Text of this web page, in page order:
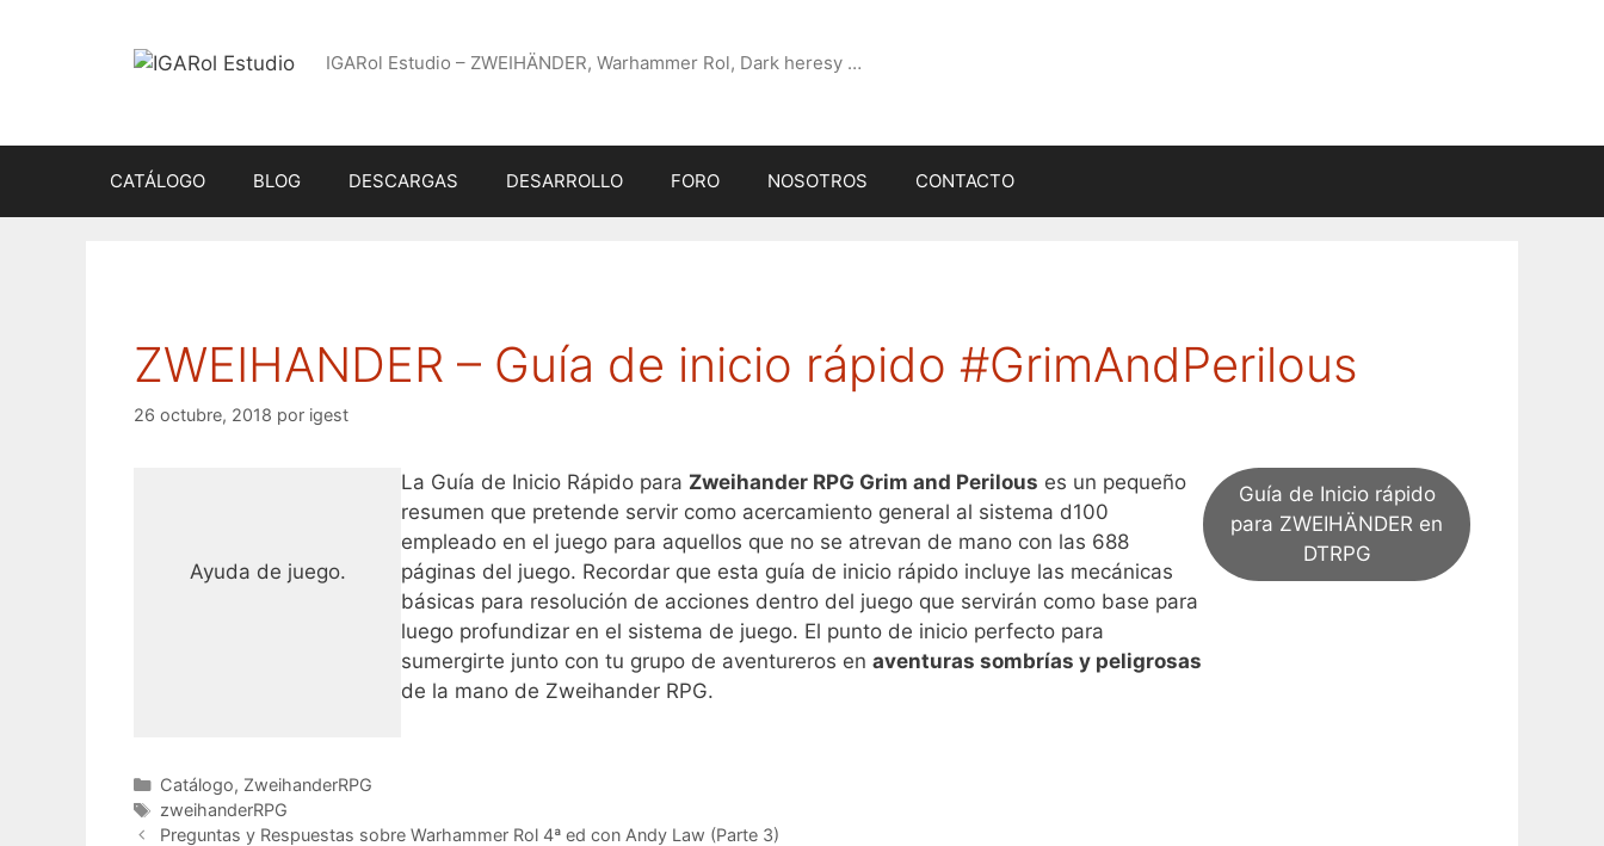
IGARol Estudio – ZWEIHÄNDER, Warhammer Rol, Dark heresy …
CATÁLOGO BLOG DESCARGAS DESARROLLO FORO NOSOTROS CONTACTO
ZWEIHANDER – Guía de inicio rápido #GrimAndPerilous
26 octubre, 2018 por igest
Ayuda de juego.
La Guía de Inicio Rápido para Zweihander RPG Grim and Perilous es un pequeño
resumen que pretende servir como acercamiento general al sistema d100
empleado en el juego para aquellos que no se atrevan de mano con las 688
páginas del juego. Recordar que esta guía de inicio rápido incluye las mecánicas
básicas para resolución de acciones dentro del juego que servirán como base para
luego profundizar en el sistema de juego. El punto de inicio perfecto para
sumergirte junto con tu grupo de aventureros en aventuras sombrías y peligrosas
de la mano de Zweihander RPG.
Guía de Inicio rápido
para ZWEIHÄNDER en
DTRPG
Categorías
Catálogo, ZweihanderRPG
Etiquetas
zweihanderRPG
Preguntas y Respuestas sobre Warhammer Rol 4ª ed con Andy Law (Parte 3)